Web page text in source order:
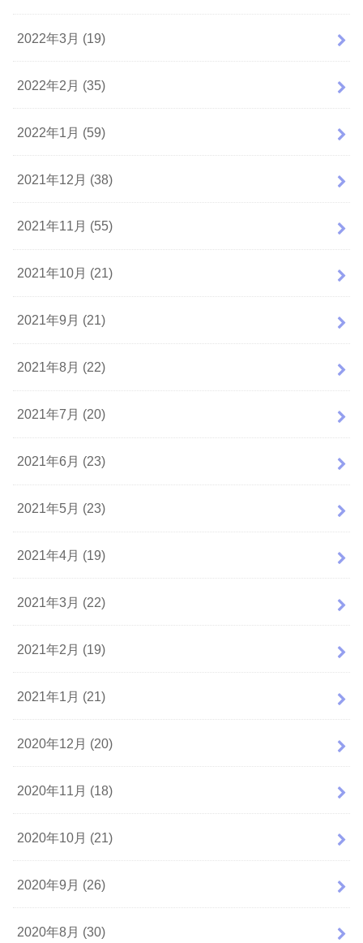
2022年3月 (19)
2022年2月 (35)
2022年1月 (59)
2021年12月 (38)
2021年11月 (55)
2021年10月 (21)
2021年9月 (21)
2021年8月 (22)
2021年7月 (20)
2021年6月 (23)
2021年5月 (23)
2021年4月 (19)
2021年3月 (22)
2021年2月 (19)
2021年1月 (21)
2020年12月 (20)
2020年11月 (18)
2020年10月 (21)
2020年9月 (26)
2020年8月 (30)